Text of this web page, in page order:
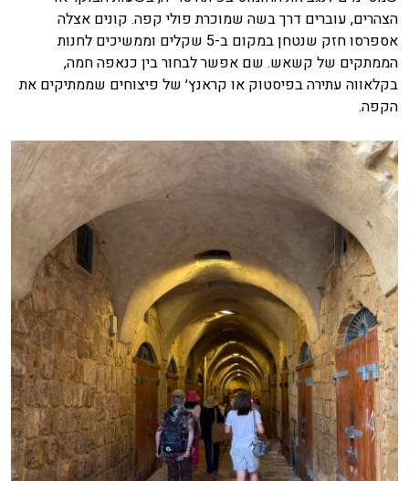
הצהרים, עוברים דרך בשה שמוכרת פולי קפה. קונים אצלה
אספרסו חזק שנטחן במקום ב-5 שקלים וממשיכים לחנות
הממתקים של קשאש. שם אפשר לבחור בין כנאפה חמה,
בקלאווה עתירה בפיסטוק או קראנץ׳ של פיצוחים שממתיקים את
הקפה.